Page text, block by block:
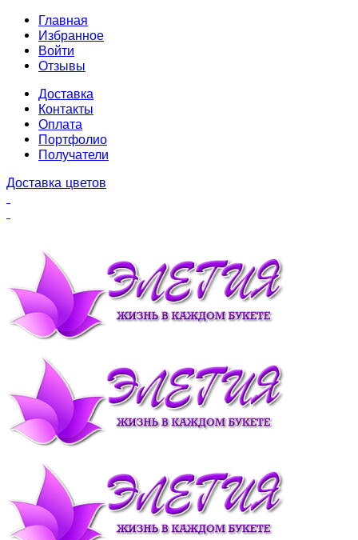
Главная
Избранное
Войти
Отзывы
Доставка
Контакты
Оплата
Портфолио
Получатели
Доставка цветов